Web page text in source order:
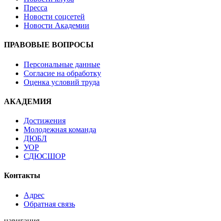
Пресса
Новости соцсетей
Новости Академии
ПРАВОВЫЕ ВОПРОСЫ
Персональные данные
Согласие на обработку
Оценка условий труда
АКАДЕМИЯ
Достижения
Молодежная команда
ДЮБЛ
УОР
СДЮСШОР
Контакты
Адрес
Обратная связь